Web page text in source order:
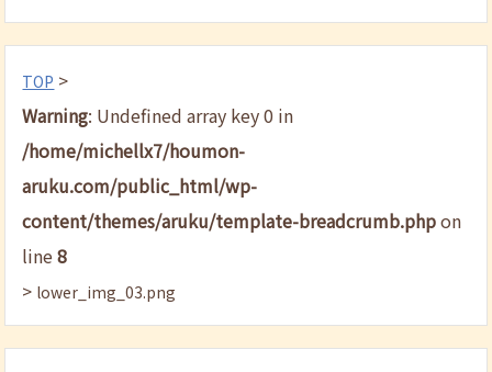
TOP >
Warning: Undefined array key 0 in
/home/michellx7/houmon-
aruku.com/public_html/wp-
content/themes/aruku/template-breadcrumb.phpon
line8
> lower_img_03.png